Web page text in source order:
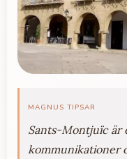
MAGNUS TIPSAR
Sants-Montjuïc är
kommunikationer